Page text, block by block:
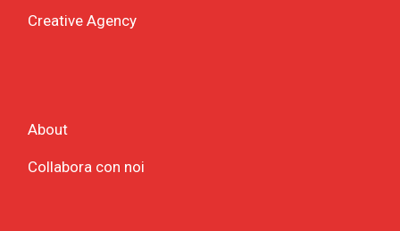
Creative Agency
About
Collabora con noi